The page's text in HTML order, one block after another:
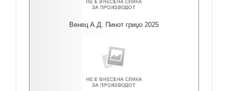
Венец А.Д. Пинот гриџо 2025